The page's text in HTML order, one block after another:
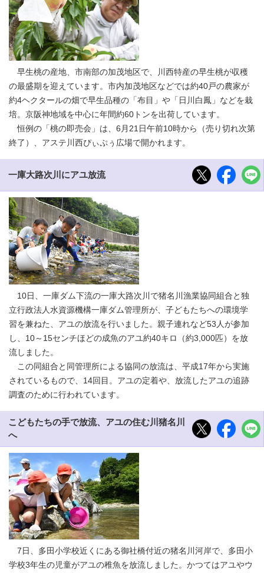
早生桃の産地、市南部の加茂地区で、川西特産の早生桃が収穫
の最盛期を迎えています。市内加茂地区などでは約40戸の農家が
約4ヘクタールの畑で早生品種の「布目」や「日川白鳳」などを栽
培。京阪神地域を中心に年間約60トンを出荷しています。
恒例の「桃の即売会」は、6月21日午前10時から（売り切れ次第
終了）、アステ川西ぴぃぷぅ広場で開かれます。
一庫大路次川にアユ放流
10日、一庫ダム下流の一庫大路次川で猪名川漁業協同組合と独
立行政法人水資源機構一庫ダム管理所が、子どもたちへの環境学
習を兼ねた、アユの放流を行いました。親子連れなど53人が参加
し、10～15センチほどの成魚のアユ約40キロ（約3,000匹）を放
流しました。
この同組合と同管理所による協同の放流は、平成17年から実施
されているもので、14回目。アユの定着や、放流したアユの追跡
調査のために行われています。
こどもたちの手で放流、アユの住む川猪名川
へ
7日、多田小学校近くにある御社橋付近の猪名川河岸で、多田小
学校3年生の児童がアユの稚魚を放流しました。かつてはアユやウ